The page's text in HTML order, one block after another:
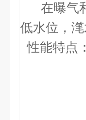
在曝气和
低水位，滗
性能特点：